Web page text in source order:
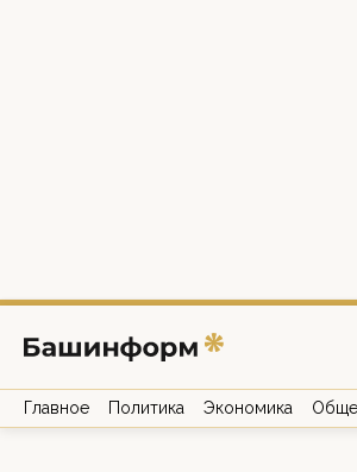
Главное Политика Экономика